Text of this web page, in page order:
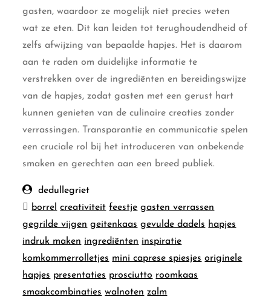
gasten, waardoor ze mogelijk niet precies weten
wat ze eten. Dit kan leiden tot terughoudendheid of
zelfs afwijzing van bepaalde hapjes. Het is daarom
aan te raden om duidelijke informatie te
verstrekken over de ingrediënten en bereidingswijze
van de hapjes, zodat gasten met een gerust hart
kunnen genieten van de culinaire creaties zonder
verrassingen. Transparantie en communicatie spelen
een cruciale rol bij het introduceren van onbekende
smaken en gerechten aan een breed publiek.
dedullegriet
borrel creativiteit feestje gasten verrassen
gegrilde vijgen geitenkaas gevulde dadels hapjes
indruk maken ingrediënten inspiratie
komkommerrolletjes mini caprese spiesjes originele
hapjes presentaties prosciutto roomkaas
smaakcombinaties walnoten zalm